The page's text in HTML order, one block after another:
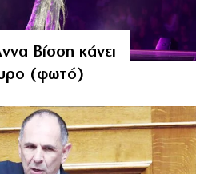
Βίσση κάνει
(φωτό)